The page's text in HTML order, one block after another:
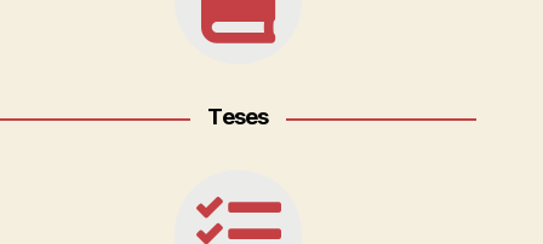
Teses